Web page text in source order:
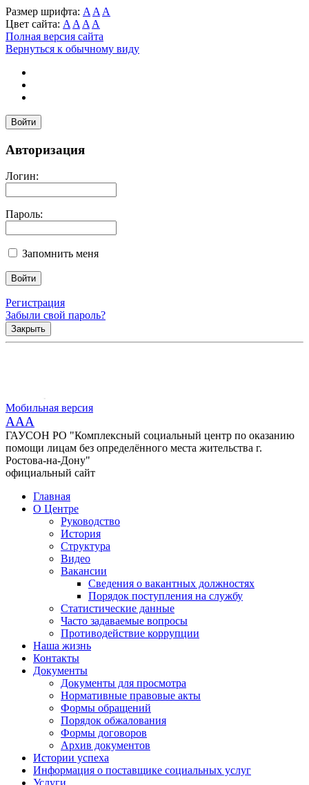
Размер шрифта: A A A
Цвет сайта: A A A A
Полная версия сайта
Вернуться к обычному виду
Войти
Авторизация
Логин:
Пароль:
Запомнить меня
Регистрация
Забыли свой пароль?
Закрыть
Мобильная версия
AAA
ГАУСОН РО "Комплексный социальный центр по оказанию
помощи лицам без определённого места жительства г.
Ростова-на-Дону"
официальный сайт
Главная
О Центре
Руководство
История
Структура
Видео
Вакансии
Сведения о вакантных должностях
Порядок поступления на службу
Статистические данные
Часто задаваемые вопросы
Противодействие коррупции
Наша жизнь
Контакты
Документы
Документы для просмотра
Нормативные правовые акты
Формы обращений
Порядок обжалования
Формы договоров
Архив документов
Истории успеха
Информация о поставщике социальных услуг